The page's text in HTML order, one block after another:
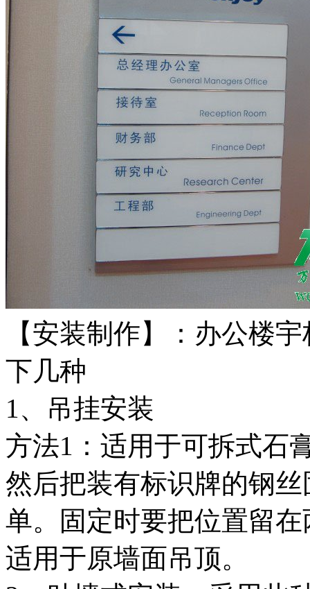
【安装制作】：办公楼
下几种
1、吊挂安装
方法1：适用于可拆式石
然后把装有标识牌的钢
单。固定时要把位置留
适用于原墙面吊顶。